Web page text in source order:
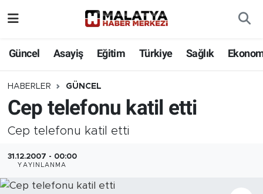
Güncel Asayiş Eğitim Türkiye Sağlık
HABERLER GÜNCEL
Cep telefonu katil etti
Cep telefonu katil etti
31.12.2007 - 00:00
YAYINLANMA
Eğitim
Türkiye
Sağlık
Ekonomi